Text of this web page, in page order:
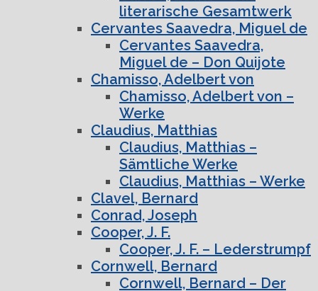
literarische Gesamtwerk
Cervantes Saavedra, Miguel de
Cervantes Saavedra,
Miguel de – Don Quijote
Chamisso, Adelbert von
Chamisso, Adelbert von –
Werke
Claudius, Matthias
Claudius, Matthias –
Sämtliche Werke
Claudius, Matthias – Werke
Clavel, Bernard
Conrad, Joseph
Cooper, J. F.
Cooper, J. F. – Lederstrumpf
Cornwell, Bernard
Cornwell, Bernard – Der